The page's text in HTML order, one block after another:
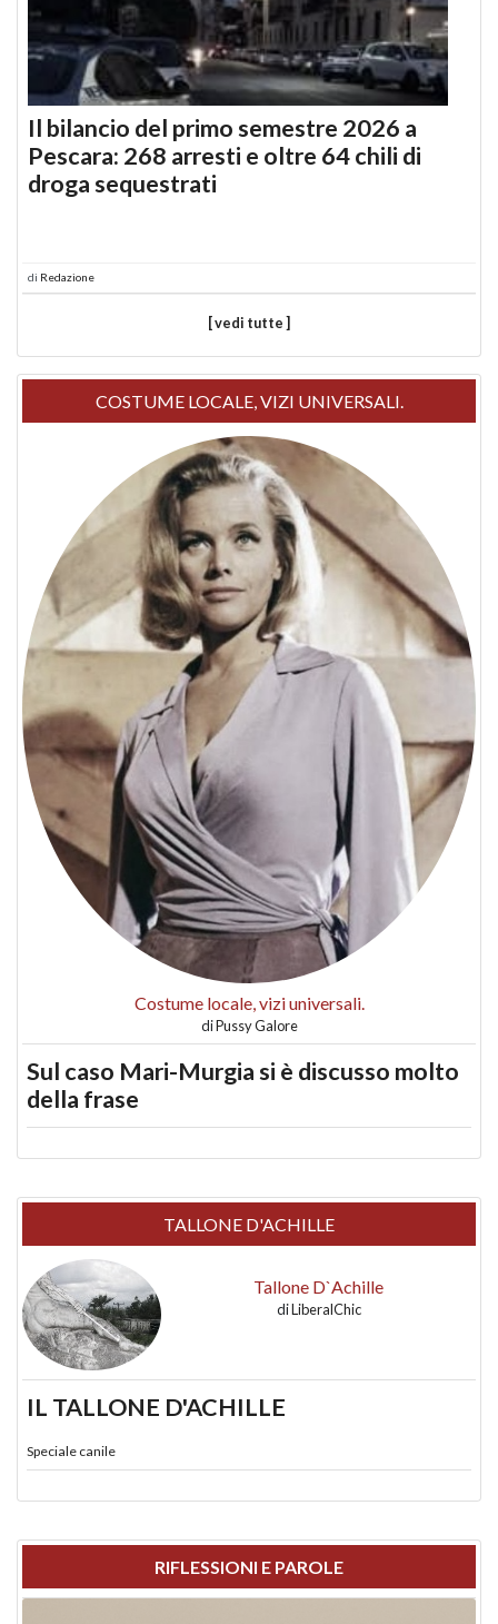
Il bilancio del primo semestre 2026 a
Pescara: 268 arresti e oltre 64 chili di
droga sequestrati
di Redazione
[ vedi tutte ]
COSTUME LOCALE, VIZI UNIVERSALI.
Costume locale, vizi universali.
diPussy Galore
Sul caso Mari-Murgia si è discusso molto
della frase
TALLONE D'ACHILLE
Tallone D`Achille
diLiberalChic
IL TALLONE D'ACHILLE
Speciale canile
RIFLESSIONI E PAROLE